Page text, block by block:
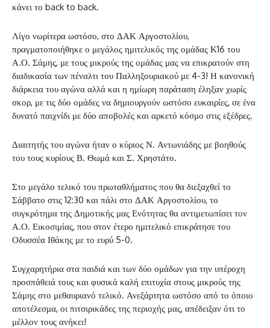
κάνει το back to back.
Λίγο νωρίτερα ωστόσο, στο ΔΑΚ Αργοστολίου,
πραγματοποιήθηκε ο μεγάλος ημιτελικός της ομάδας Κ16 του
Α.Ο. Σάμης, με τους μικρούς της ομάδας μας να επικρατούν στη
διαδικασία των πέναλτι του Παλληξουριακού με 4-3! Η κανονική
διάρκεια του αγώνα αλλά και η ημίωρη παράταση έληξαν χωρίς
σκορ, με τις δύο ομάδες να δημιουργούν ωστόσο ευκαιρίες, σε ένα
δυνατό παιχνίδι με δύο αποβολές και αρκετό κόσμο στις εξέδρες.
Διαιτητής του αγώνα ήταν ο κύριος Ν. Αντωνιάδης με βοηθούς
του τους κυρίους Β. Θωμά και Σ. Χρηστάτο.
Στο μεγάλο τελικό του πρωταθλήματος που θα διεξαχθεί το
Σάββατο στις 12:30 και πάλι στο ΔΑΚ Αργοστολίου, το
συγκρότημα της Δημοτικής μας Ενότητας θα αντιμετωπίσει τον
Α.Ο. Εικοσιμίας, που στον έτερο ημιτελικό επικράτησε του
Οδυσσέα Ιθάκης με το ευρύ 5-0.
Συγχαρητήρια στα παιδιά και των δύο ομάδων για την υπέροχη
προσπάθειά τους και φυσικά καλή επιτυχία στους μικρούς της
Σάμης στο μεθαυριανό τελικό. Ανεξάρτητα ωστόσο από το όποιο
αποτέλεσμα, οι πιτσιρικάδες της περιοχής μας, απέδειξαν ότι το
μέλλον τους ανήκει!